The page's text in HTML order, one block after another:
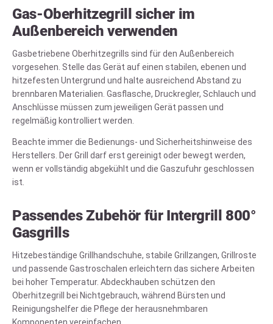
Gas-Oberhitzegrill sicher im
Außenbereich verwenden
Gasbetriebene Oberhitzegrills sind für den Außenbereich
vorgesehen. Stelle das Gerät auf einen stabilen, ebenen und
hitzefesten Untergrund und halte ausreichend Abstand zu
brennbaren Materialien. Gasflasche, Druckregler, Schlauch und
Anschlüsse müssen zum jeweiligen Gerät passen und
regelmäßig kontrolliert werden.
Beachte immer die Bedienungs- und Sicherheitshinweise des
Herstellers. Der Grill darf erst gereinigt oder bewegt werden,
wenn er vollständig abgekühlt und die Gaszufuhr geschlossen
ist.
Passendes Zubehör für Intergrill 800°
Gasgrills
Hitzebeständige Grillhandschuhe, stabile Grillzangen, Grillroste
und passende Gastroschalen erleichtern das sichere Arbeiten
bei hoher Temperatur. Abdeckhauben schützen den
Oberhitzegrill bei Nichtgebrauch, während Bürsten und
Reinigungshelfer die Pflege der herausnehmbaren